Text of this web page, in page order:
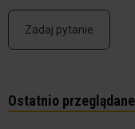
Zadaj pytanie
Ostatnio